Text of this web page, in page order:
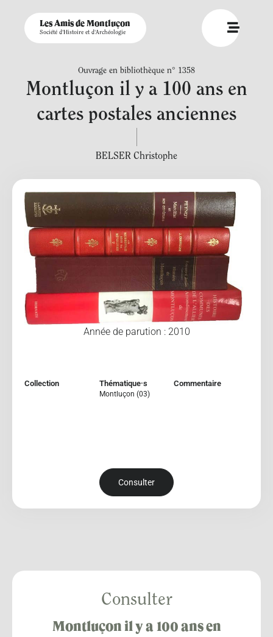
Les Amis de Montluçon
Société d'Histoire et d'Archéologie
Ouvrage en bibliothèque n° 1358
Montluçon il y a 100 ans en
cartes postales anciennes
BELSER Christophe
Année de parution : 2010
Collection Thématique·s
Montluçon (03)
Commentaire
Consulter
Consulter
Montluçon il y a 100 ans en